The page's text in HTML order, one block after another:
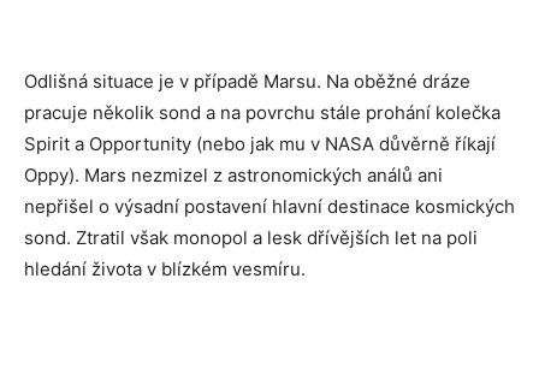
Odlišná situace je v případě Marsu. Na oběžné dráze
pracuje několik sond a na povrchu stále prohání kolečka
Spirit a Opportunity (nebo jak mu v NASA důvěrně říkají
Oppy). Mars nezmizel z astronomických análů ani
nepřišel o výsadní postavení hlavní destinace kosmických
sond. Ztratil však monopol a lesk dřívějších let na poli
hledání života v blízkém vesmíru.